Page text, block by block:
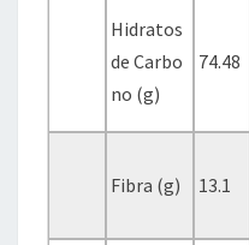
Hidratos
de Carbo
no (g)
74.48
Fibra (g) 13.1